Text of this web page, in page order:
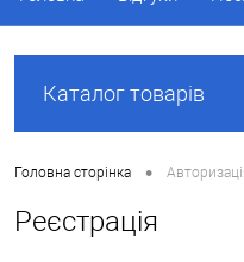
Каталог товарів
Головна сторінка •
Реєстрація